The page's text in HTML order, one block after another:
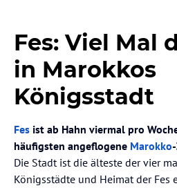
Fes: Viel Mal
in Marokkos
Königsstadt
Fes ist ab Hahn viermal pro
häufigsten angeflogene Marokko
Die Stadt ist die älteste der vier
Königsstädte und Heimat der Fes